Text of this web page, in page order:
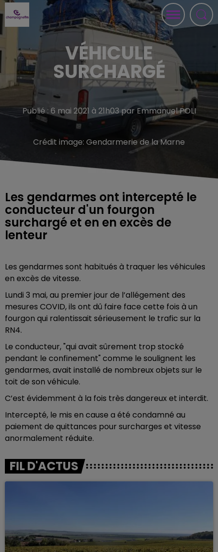
VÉHICULE
SURCHARGÉ
Publié : 6 mai 2021 à 21h03 par Emmanuel POLI
Crédit image: Gendarmerie de la Marne
Les gendarmes ont intercepté le
conducteur d'un fourgon
surchargé et en en excès de
lenteur
Les gendarmes sont habitués à traquer les véhicules
en excès de vitesse.
Lundi 3 mai, au premier jour de l’allégement des
mesures COVID, ils ont dû faire face cette fois à un
fourgon qui ralentissait sérieusement le trafic sur la
RN4.
Le conducteur, "qui avait sûrement trop stocké
pendant le confinement" comme le soulignent les
gendarmes, avait installé de nombreux objets sur le
toit de son véhicule.
C’est évidemment à la fois très dangereux et interdit.
Intercepté, le mis en cause a été condamné au
paiement de quittances pour surcharges et vitesse
anormalement réduite.
FIL D'ACTUS